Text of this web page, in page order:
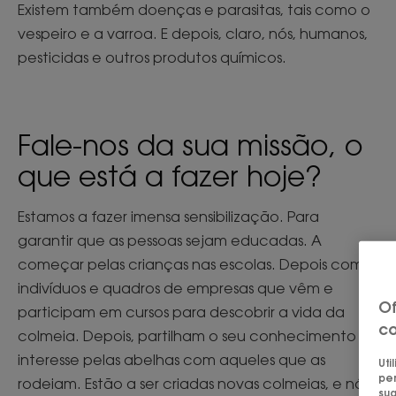
Existem também doenças e parasitas, tais como o
vespeiro e a varroa. E depois, claro, nós, humanos,
pesticidas e outros produtos químicos.
Fale-nos da sua missão, o
que está a fazer hoje?
Estamos a fazer imensa sensibilização. Para
garantir que as pessoas sejam educadas. A
começar pelas crianças nas escolas. Depois com
indivíduos e quadros de empresas que vêm e
participam em cursos para descobrir a vida da
colmeia. Depois, partilham o seu conhecimento e
interesse pelas abelhas com aqueles que as
rodeiam. Estão a ser criadas novas colmeias, e nós